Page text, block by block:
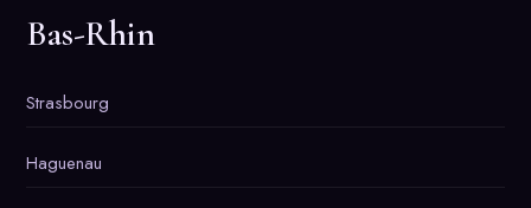
Bas-Rhin
Strasbourg
Haguenau